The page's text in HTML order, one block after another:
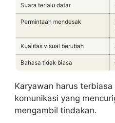
Suara terlalu datar
Permintaan mendesak
Kualitas visual berubah
Bahasa tidak biasa
Karyawan harus
komunikasi yang
mengambil tindakan.